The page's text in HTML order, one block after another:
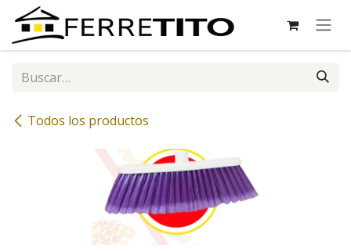
Ir al contenido
Todos los productos